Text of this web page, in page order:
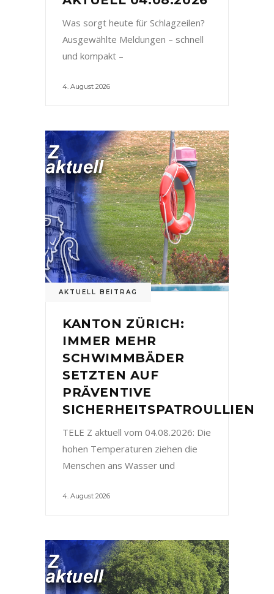
Was sorgt heute für Schlagzeilen?
Ausgewählte Meldungen – schnell
und kompakt –
4. August 2026
AKTUELL BEITRAG
KANTON ZÜRICH:
IMMER MEHR
SCHWIMMBÄDER
SETZTEN AUF
PRÄVENTIVE
SICHERHEITSPATROULLIEN
TELE Z aktuell vom 04.08.2026: Die
hohen Temperaturen ziehen die
Menschen ans Wasser und
4. August 2026